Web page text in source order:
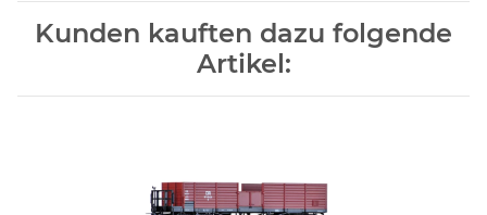
Kunden kauften dazu folgende
Artikel: